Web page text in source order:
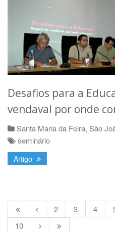
Desafios para a
vendaval por onde
Santa Maria da Feira, São
seminário
Artigo
2 3 4
10